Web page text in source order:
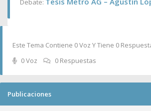
Debate:
Este Tema Contiene 0 Voz Y Tiene 0
0 Voz
0 Respuestas
Publicaciones